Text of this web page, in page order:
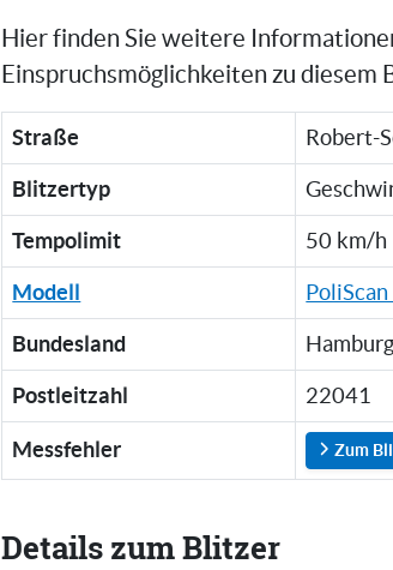
Hier finden Sie weitere
Einspruchsmöglichkeiten zu diesem
Straße Robert-
Blitzertyp
Tempolimit 50 km/h
Modell
Bundesland Hamburg
Postleitzahl 22041
Messfehler Zum
Details zum Blitzer